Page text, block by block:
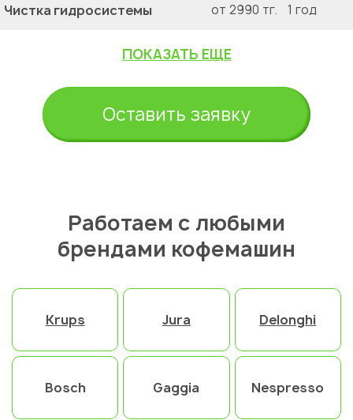
Чистка гидросистемы от 2990 тг. 1 год
ПОКАЗАТЬ ЕЩЕ
Оставить заявку
Работаем с любыми
брендами кофемашин
Krups Jura Delonghi
Bosch Gaggia Nespresso
Укажите из какого вы
города
Алматы